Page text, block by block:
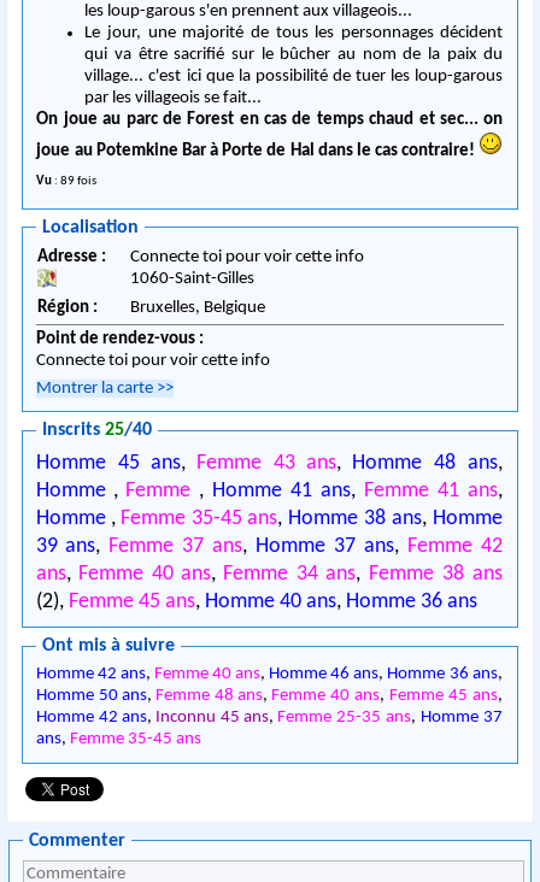
les loup-garous s'en prennent aux villageois...
Le jour, une majorité de tous les personnages décident
qui va être sacrifié sur le bûcher au nom de la paix du
village... c'est ici que la possibilité de tuer les loup-garous
par les villageois se fait...
On joue au parc de Forest en cas de temps chaud et sec... on
joue au Potemkine Bar à Porte de Hal dans le cas contraire!
Vu : 89 fois
Localisation
Adresse :
Connecte toi pour voir cette info
1060-Saint-Gilles
Région :
Bruxelles, Belgique
Point de rendez-vous :
Connecte toi pour voir cette info
Montrer la carte >>
Inscrits25/40
Homme 45 ans, Femme 43 ans, Homme 48 ans,
Homme , Femme , Homme 41 ans, Femme 41 ans,
Homme , Femme 35-45 ans, Homme 38 ans, Homme
39 ans, Femme 37 ans, Homme 37 ans, Femme 42
ans, Femme 40 ans, Femme 34 ans, Femme 38 ans
(2), Femme 45 ans, Homme 40 ans, Homme 36 ans
Ont mis à suivre
Homme 42 ans, Femme 40 ans, Homme 46 ans, Homme 36 ans,
Homme 50 ans, Femme 48 ans, Femme 40 ans, Femme 45 ans,
Homme 42 ans, Inconnu 45 ans, Femme 25-35 ans, Homme 37
ans, Femme 35-45 ans
Commenter